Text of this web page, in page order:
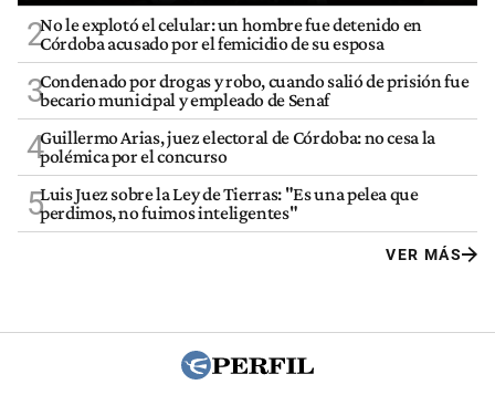
2No le explotó el celular: un hombre fue detenido en
Córdoba acusado por el femicidio de su esposa
3Condenado por drogas y robo, cuando salió de prisión fue
becario municipal y empleado de Senaf
4Guillermo Arias, juez electoral de Córdoba: no cesa la
polémica por el concurso
5Luis Juez sobre la Ley de Tierras: "Es una pelea que
perdimos, no fuimos inteligentes"
VER MÁS